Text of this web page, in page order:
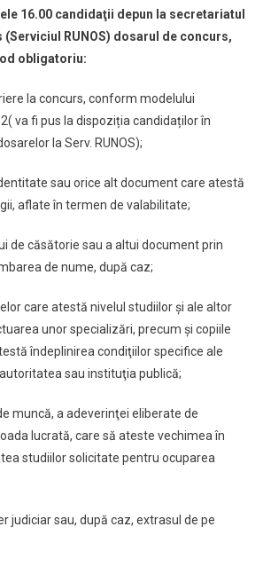
16.00 candidaţii depun la secretariatul
(Serviciul RUNOS) dosarul de concurs,
obligatoriu:
la concurs, conform modelului
va fi pus la dispoziția candidaților în
la Serv. RUNOS);
sau orice alt document care atestă
aflate în termen de valabilitate;
de căsătorie sau a altui document prin
de nume, după caz;
care atestă nivelul studiilor şi ale altor
unor specializări, precum şi copiile
îndeplinirea condiţiilor specifice ale
sau instituţia publică;
muncă, a adeverinţei eliberate de
lucrată, care să ateste vechimea în
studiilor solicitate pentru ocuparea
judiciar sau, după caz, extrasul de pe